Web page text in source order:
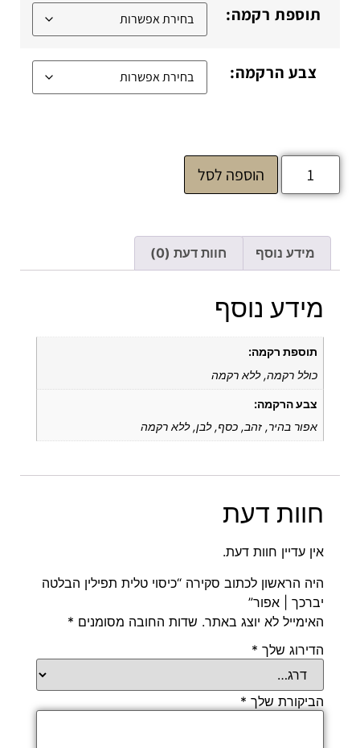
תוספת רקמה:
צבע הרקמה:
הוספה לסל
מידע נוסף חוות דעת (0)
מידע נוסף
תוספת רקמה:
כולל רקמה, ללא רקמה
צבע הרקמה:
אפור בהיר, זהב, כסף, לבן, ללא רקמה
חוות דעת
אין עדיין חוות דעת.
היה הראשון לכתוב סקירה “כיסוי טלית תפילין הבלטה
יברכך | אפור”
האימייל לא יוצג באתר. שדות החובה מסומנים *
הדירוג שלך *
הביקורת שלך *